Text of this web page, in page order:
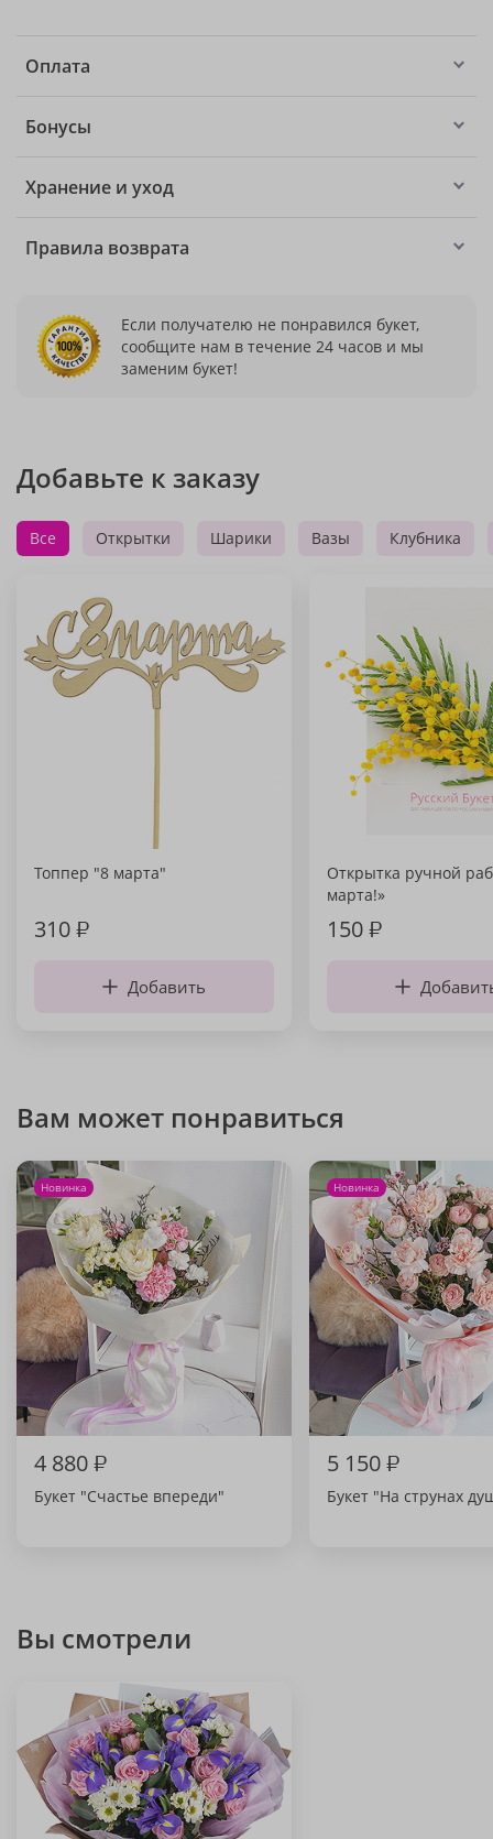
Оплата
Бонусы
Хранение и уход
Правила возврата
Если получателю не понравился букет,
сообщите нам в течение 24 часов и мы
заменим букет!
Добавьте к заказу
Все Открытки Шарики Вазы Клубника
Топпер "8 марта"
310₽
Добавить
Открытка ручной
марта!»
150₽
Вам может понравиться
Новинка
4 880₽
Букет "Счастье впереди"
Новинка
5 150₽
Букет "На струнах
Вы смотрели